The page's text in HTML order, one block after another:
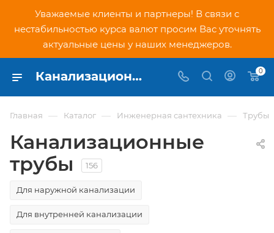
Уважаемые клиенты и партнеры! В связи с
нестабильностью курса валют просим Вас уточнять
актуальные цены у наших менеджеров.
Канализационные трубы - купить в Москве по низким ценам в интернет-магазине PNDtech.ru 0
Главная — Каталог — Инженерная сантехника — Трубы
Канализационные
трубы
156
Для наружной канализации
Для внутренней канализации